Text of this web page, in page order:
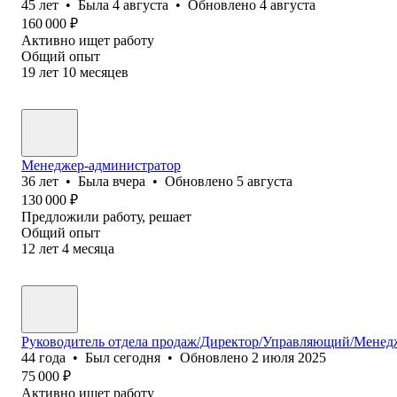
45 лет • Была 4 августа • Обновлено 4 августа
160 000 ₽
Активно ищет работу
Общий опыт
19 лет 10 месяцев
Менеджер-администратор
36 лет • Была вчера • Обновлено 5 августа
130 000 ₽
Предложили работу, решает
Общий опыт
12 лет 4 месяца
Руководитель отдела продаж/Директор/Управляющий/
44 года • Был сегодня • Обновлено 2 июля 2025
75 000 ₽
Активно ищет работу